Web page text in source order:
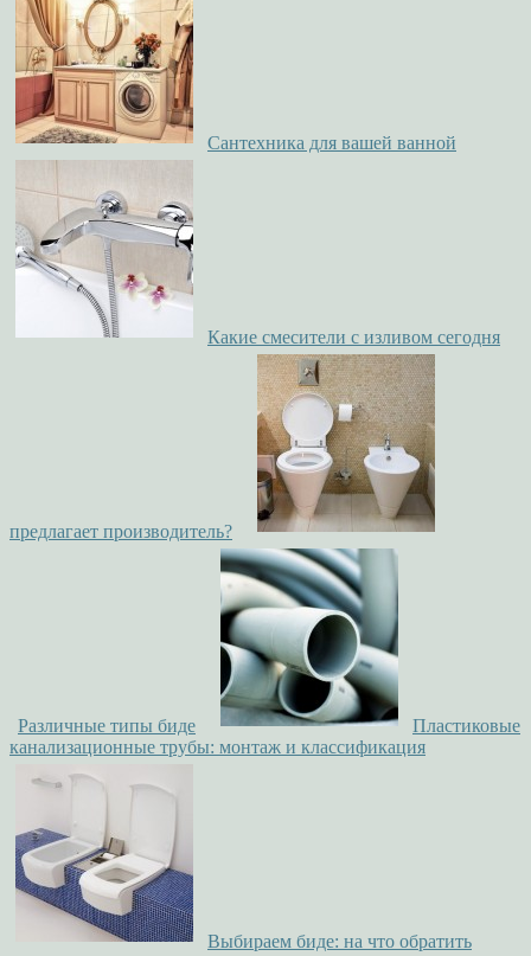
Сантехника для вашей ванной
Какие смесители с изливом сегодня
предлагает производитель?
Различные типы биде
Пластиковые
канализационные трубы: монтаж и классификация
Выбираем биде: на что обратить